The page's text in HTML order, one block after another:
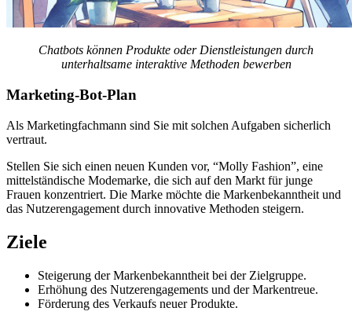
Chatbots können Produkte oder Dienstleistungen durch
unterhaltsame interaktive Methoden bewerben
Marketing-Bot-Plan
Als Marketingfachmann sind Sie mit solchen Aufgaben sicherlich
vertraut.
Stellen Sie sich einen neuen Kunden vor, “Molly Fashion”, eine
mittelständische Modemarke, die sich auf den Markt für junge
Frauen konzentriert. Die Marke möchte die Markenbekanntheit und
das Nutzerengagement durch innovative Methoden steigern.
Ziele
Steigerung der Markenbekanntheit bei der Zielgruppe.
Erhöhung des Nutzerengagements und der Markentreue.
Förderung des Verkaufs neuer Produkte.